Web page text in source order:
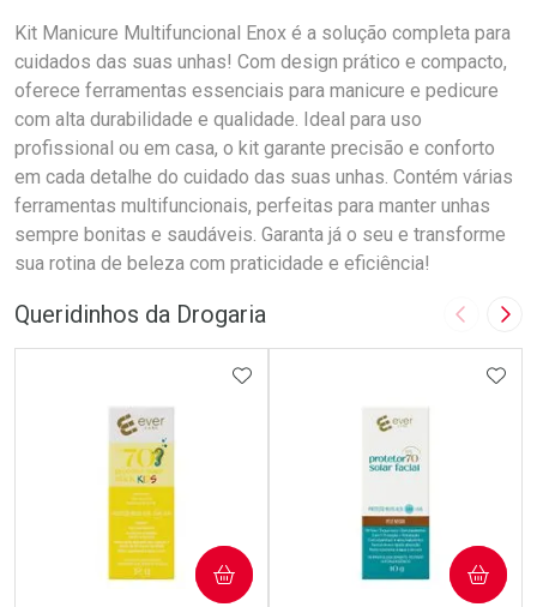
Kit Manicure Multifuncional Enox é a solução completa para
cuidados das suas unhas! Com design prático e compacto,
oferece ferramentas essenciais para manicure e pedicure
com alta durabilidade e qualidade. Ideal para uso
profissional ou em casa, o kit garante precisão e conforto
em cada detalhe do cuidado das suas unhas. Contém várias
ferramentas multifuncionais, perfeitas para manter unhas
sempre bonitas e saudáveis. Garanta já o seu e transforme
sua rotina de beleza com praticidade e eficiência!
Queridinhos da Drogaria Imagem
ADICIONAR AOS FAVORITOS
COMPRAR COMPRAR